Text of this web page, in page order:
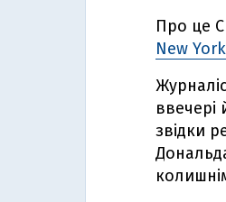
Про це
New
ввечері
звідки